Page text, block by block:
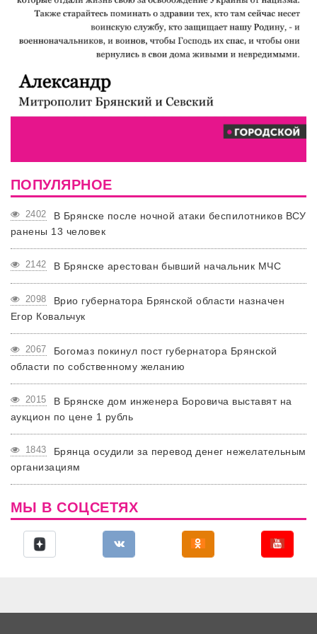
ПОПУЛЯРНОЕ
2402
В Брянске после ночной атаки беспилотников ВСУ
ранены 13 человек
2142 В Брянске арестован бывший начальник МЧС
2098
Врио губернатора Брянской области назначен
Егор Ковальчук
2067
Богомаз покинул пост губернатора Брянской
области по собственному желанию
2015
В Брянске дом инженера Боровича выставят на
аукцион по цене 1 рубль
1843
Брянца осудили за перевод денег нежелательным
организациям
МЫ В СОЦСЕТЯХ